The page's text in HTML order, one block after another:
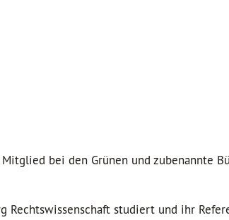
bei den Grünen und zubenannte
Rechtswissenschaft studiert und ihr